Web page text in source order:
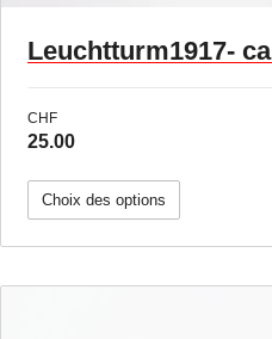
Leuchtturm1917-
CHF
25.00
Choix des options